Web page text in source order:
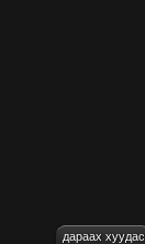
дараах хуудас